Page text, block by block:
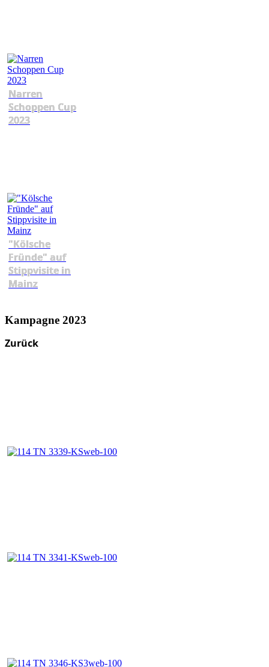
Narren
Schoppen Cup
2023
"Kölsche
Fründe" auf
Stippvisite in
Mainz
Kampagne 2023
Zurück